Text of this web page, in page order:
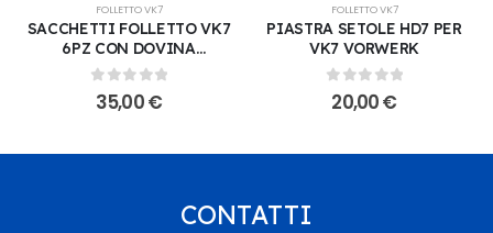
FOLLETTO VK7
SACCHETTI FOLLETTO VK7
6PZ CON DOVINA
VORWERK
0Su 5
35,00€
FOLLETTO VK7
PIASTRA SETOLE HD7 PER
VK7 VORWERK
0Su 5
20,00€
CONTATTI